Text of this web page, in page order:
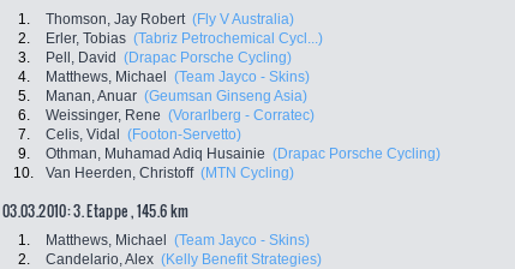
1. Thomson, Jay Robert (Fly V Australia)
2.
Erler, Tobias (Tabriz Petrochemical Cycl...)
3.
Pell, David (Drapac Porsche Cycling)
4.
Matthews, Michael (Team Jayco - Skins)
5.
Manan, Anuar (Geumsan Ginseng Asia)
6.
Weissinger, Rene (Vorarlberg - Corratec)
7.
Celis, Vidal (Footon-Servetto)
9.
Othman, Muhamad Adiq Husainie (Drapac Porsche Cycling)
10.
Van Heerden, Christoff (MTN Cycling)
03.03.2010: 3. Etappe , 145.6 km
1. Matthews, Michael (Team Jayco - Skins)
2.
Candelario, Alex (Kelly Benefit Strategies)
Facebook
Twitter
Newsletter: